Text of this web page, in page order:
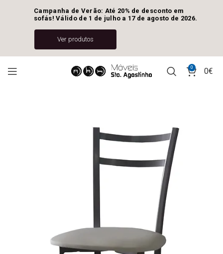
0 0€
Campanha de Verão: Até 20% de desconto em
sofás! Válido de 1 de julho a 17 de agosto de 2026.
Ver produtos